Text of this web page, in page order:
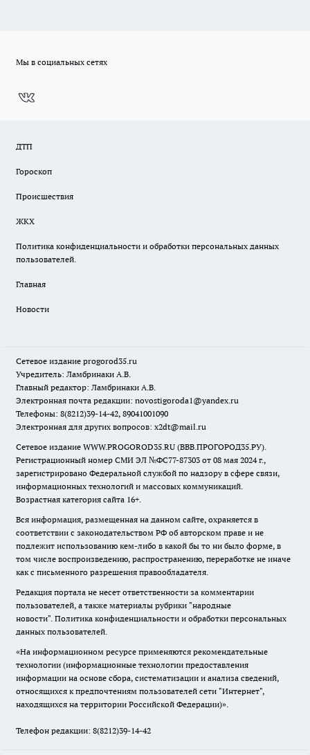
Мы в социальных сетях
ДТП
Гороскоп
Происшествия
ЖКХ
Политика конфиденциальности и обработки персональных данных
пользователей.
Главная
Новости
Сетевое издание progorod35.ru
Учредитель: Ламбринаки А.В.
Главный редактор: Ламбринаки А.В.
Электронная почта редакции: novostigoroda1@yandex.ru
Телефоны: 8(8212)39-14-42, 89041001090
Электронная для других вопросов: x2dt@mail.ru
Сетевое издание WWW.PROGOROD35.RU (ВВВ.ПРОГОРОД35.РУ).
Регистрационный номер СМИ ЭЛ №ФС77-87303 от 08 мая 2024 г.,
зарегистрировано Федеральной службой по надзору в сфере связи,
информационных технологий и массовых коммуникаций.
Возрастная категория сайта 16+.
Вся информация, размещенная на данном сайте, охраняется в
соответствии с законодательством РФ об авторском праве и не
подлежит использованию кем-либо в какой бы то ни было форме, в
том числе воспроизведению, распространению, переработке не иначе
как с письменного разрешения правообладателя.
Редакция портала не несет ответственности за комментарии
пользователей, а также материалы рубрики "народные
новости". Политика конфиденциальности и обработки персональных
данных пользователей.
«На информационном ресурсе применяются рекомендательные
технологии (информационные технологии предоставления
информации на основе сбора, систематизации и анализа сведений,
относящихся к предпочтениям пользователей сети "Интернет",
находящихся на территории Российской Федерации)».
Телефон редакции: 8(8212)39-14-42